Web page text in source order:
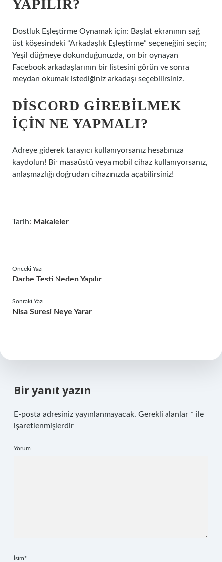
YAPILIR?
Dostluk Eşleştirme Oynamak için: Başlat ekranının sağ
üst köşesindeki “Arkadaşlık Eşleştirme” seçeneğini seçin;
Yeşil düğmeye dokunduğunuzda, on bir oynayan
Facebook arkadaşlarının bir listesini görün ve sonra
meydan okumak istediğiniz arkadaşı seçebilirsiniz.
DISCORD GIREBILMEK
IÇIN NE YAPMALI?
Adreye giderek tarayıcı kullanıyorsanız hesabınıza
kaydolun! Bir masaüstü veya mobil cihaz kullanıyorsanız,
anlaşmazlığı doğrudan cihazınızda açabilirsiniz!
Tarih: Makaleler
Önceki Yazı
Darbe Testi Neden Yapılır
Sonraki Yazı
Nisa Suresi Neye Yarar
Bir yanıt yazın
E-posta adresiniz yayınlanmayacak. Gerekli alanlar * ile
işaretlenmişlerdir
Yorum
İsim*